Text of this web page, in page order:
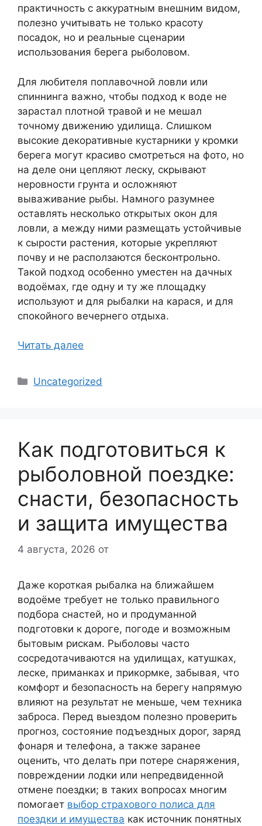
практичность с аккуратным внешним видом,
полезно учитывать не только красоту
посадок, но и реальные сценарии
использования берега рыболовом.
Для любителя поплавочной ловли или
спиннинга важно, чтобы подход к воде не
зарастал плотной травой и не мешал
точному движению удилища. Слишком
высокие декоративные кустарники у кромки
берега могут красиво смотреться на фото, но
на деле они цепляют леску, скрывают
неровности грунта и осложняют
вываживание рыбы. Намного разумнее
оставлять несколько открытых окон для
ловли, а между ними размещать устойчивые
к сырости растения, которые укрепляют
почву и не расползаются бесконтрольно.
Такой подход особенно уместен на дачных
водоёмах, где одну и ту же площадку
используют и для рыбалки на карася, и для
спокойного вечернего отдыха.
Читать далее
Рубрики
Uncategorized
Как подготовиться к
рыболовной поездке:
снасти, безопасность
и защита имущества
4 августа, 2026 от
Даже короткая рыбалка на ближайшем
водоёме требует не только правильного
подбора снастей, но и продуманной
подготовки к дороге, погоде и возможным
бытовым рискам. Рыболовы часто
сосредотачиваются на удилищах, катушках,
леске, приманках и прикормке, забывая, что
комфорт и безопасность на берегу напрямую
влияют на результат не меньше, чем техника
заброса. Перед выездом полезно проверить
прогноз, состояние подъездных дорог, заряд
фонаря и телефона, а также заранее
оценить, что делать при потере снаряжения,
повреждении лодки или непредвиденной
отмене поездки; в таких вопросах многим
помогает выбор страхового полиса для
поездки и имущества как источник понятных